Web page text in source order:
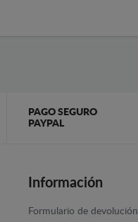
PAGO SEGURO
PAYPAL
Información
Formulario de devolución